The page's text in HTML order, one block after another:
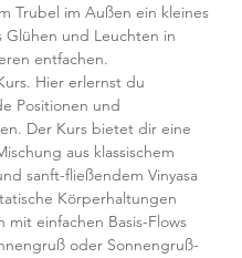
Trubel im Außen ein kleines
Glühen und Leuchten in
entfachen.
Hier erlernst du
Positionen und
Der Kurs bietet dir eine
aus klassischem
sanft-fließendem Vinyasa
Körperhaltungen
mit einfachen Basis-Flows
oder Sonnengruß-